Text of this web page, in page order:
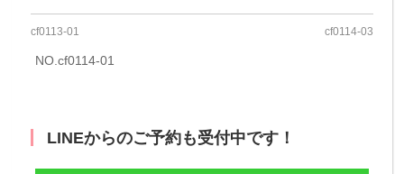
cf0113‐01 cf0114‐03
NO.cf0114‐01
LINEからのご予約も受付中です！